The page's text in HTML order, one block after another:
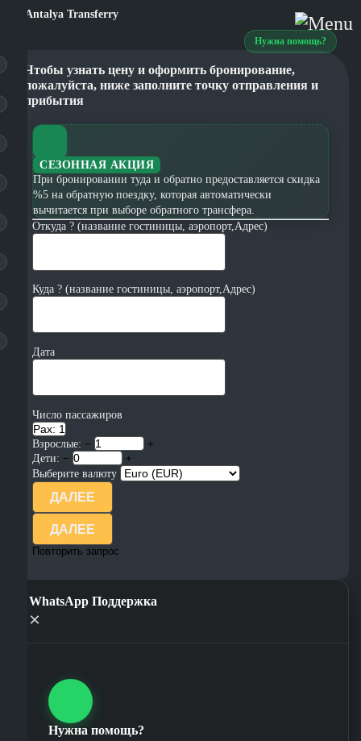
Нужна помощь?
Чтобы узнать цену и оформить бронирование,
пожалуйста, ниже заполните точку отправления и
прибытия
СЕЗОННАЯ АКЦИЯ
При бронировании туда и обратно предоставляется скидка
%5 на обратную поездку, которая автоматически
вычитается при выборе обратного трансфера.
Откуда ? (название гостиницы, аэропорт,Адрес)
Куда ? (название гостиницы, аэропорт,Адрес)
Дата
Число пассажиров
Pax: 1
Взрослые: −
+
Дети: −
+
Выберите валюту
ДАЛЕЕ
ДАЛЕЕ
Повторить запрос
WhatsApp Поддержка
×
Нужна помощь?